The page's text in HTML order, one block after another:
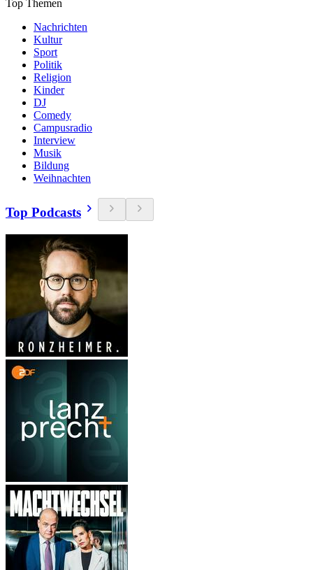
Top Themen
Nachrichten
Kultur
Sport
Politik
Religion
Kinder
DJ
Comedy
Campusradio
Interview
Musik
Bildung
Weihnachten
Top Podcasts